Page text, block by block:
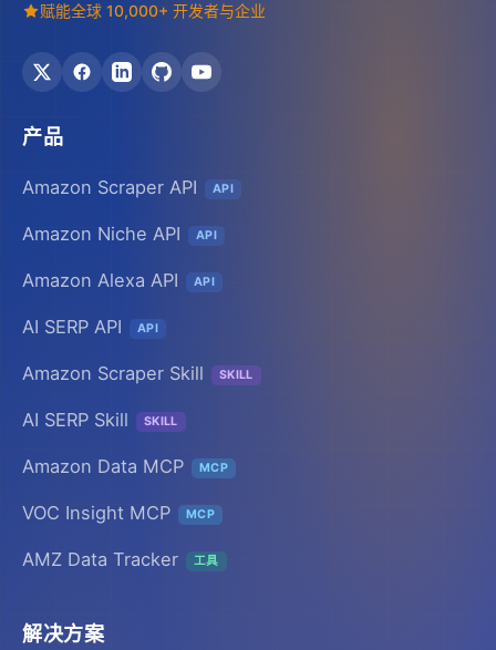
赋能全球 10,000+ 开发者与企业
产品
Amazon Scraper API API
Amazon Niche API API
Amazon Alexa API API
AI SERP API API
Amazon Scraper Skill SKILL
AI SERP Skill SKILL
Amazon Data MCP MCP
VOC Insight MCP MCP
AMZ Data Tracker 工具
解决方案